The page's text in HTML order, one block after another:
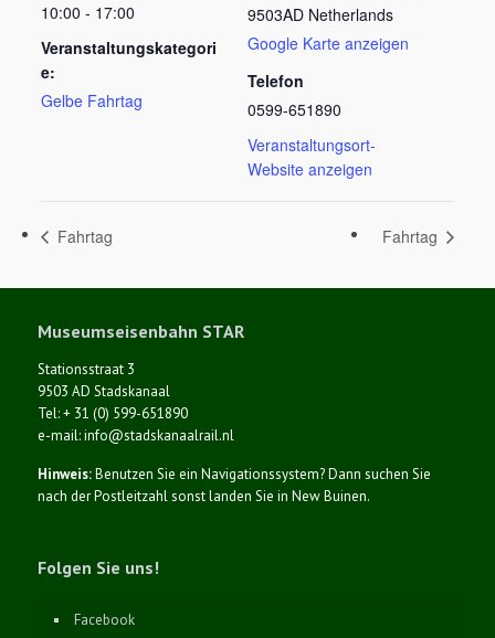
10:00 - 17:00
Veranstaltungskategori
e:
Gelbe Fahrtag
9503AD Netherlands
Google Karte anzeigen
Telefon
0599-651890
Veranstaltungsort-
Website anzeigen
Fahrtag Fahrtag
Museumseisenbahn STAR
Stationsstraat 3
9503 AD Stadskanaal
Tel: + 31 (0) 599-651890
e-mail: info@stadskanaalrail.nl
Hinweis:Benutzen Sie ein Navigationssystem? Dann suchen Sie
nach der Postleitzahl sonst landen Sie in New Buinen.
Folgen Sie uns!
Facebook